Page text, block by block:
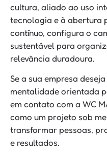
cultura, aliado ao uso
tecnologia e à abertura
contínuo, configura o
sustentável para
relevância duradoura.
Se a sua empresa
mentalidade orientada
em contato com a WC
como um projeto sob
transformar pessoas,
e resultados.